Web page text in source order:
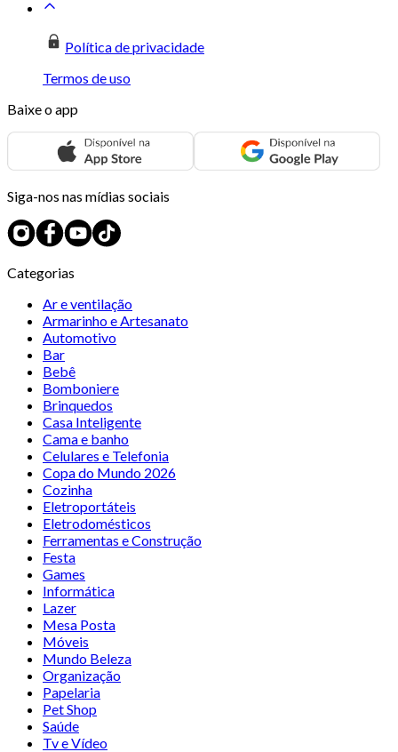
Política de privacidade
Termos de uso
Baixe o app
Siga-nos nas mídias sociais
Categorias
Ar e ventilação
Armarinho e Artesanato
Automotivo
Bar
Bebê
Bomboniere
Brinquedos
Casa Inteligente
Cama e banho
Celulares e Telefonia
Copa do Mundo 2026
Cozinha
Eletroportáteis
Eletrodomésticos
Ferramentas e Construção
Festa
Games
Informática
Lazer
Mesa Posta
Móveis
Mundo Beleza
Organização
Papelaria
Pet Shop
Saúde
Tv e Vídeo